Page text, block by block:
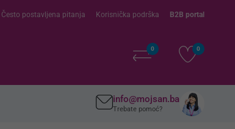
Često postavljena pitanja Korisnička podrška B2B portal
0 0
info@mojsan.ba
Trebate pomoć?